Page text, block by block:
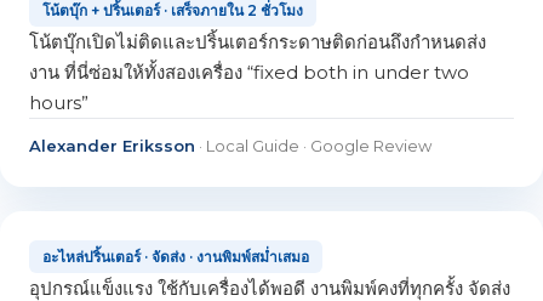
โน้ตบุ๊ก + ปริ้นเตอร์ · เสร็จภายใน 2 ชั่วโมง
โน้ตบุ๊กเปิดไม่ติดและปริ้นเตอร์กระดาษติดก่อนถึงกำหนดส่ง
งาน ที่นี่ซ่อมให้ทั้งสองเครื่อง “fixed both in under two
hours”
Alexander Eriksson · Local Guide · Google Review
อะไหล่ปริ้นเตอร์ · จัดส่ง · งานพิมพ์สม่ำเสมอ
อุปกรณ์แข็งแรง ใช้กับเครื่องได้พอดี งานพิมพ์คงที่ทุกครั้ง จัดส่ง